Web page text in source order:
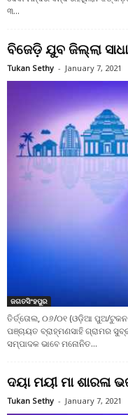
୩...
ବିଜେଡ଼ି ଯୁବ ଜିଲ୍ଲା
Tukan Sethy - January 7, 2021
ଜଗତସିଂହପୁର
ତିର୍ତ୍ତୋଲ, ୦୬/୦୧ (ଓଡ଼ିଆ ପୁଅ/ଟୁକନ
ପଞ୍ଚାୟତ ବ୍ରାହ୍ମଣସାହି ଗ୍ରାମର
ସମ୍ପାଦକ ଭାବେ ମନୋନିତ...
ଦୟା ମୟୀ ମା
Tukan Sethy - January 7, 2021